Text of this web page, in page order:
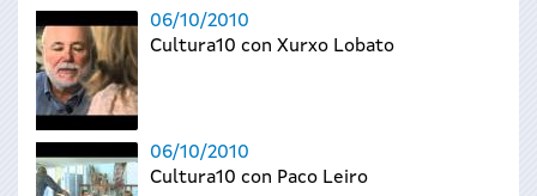
06/10/2010
Cultura10 con Xurxo Lobato
06/10/2010
Cultura10 con Paco Leiro